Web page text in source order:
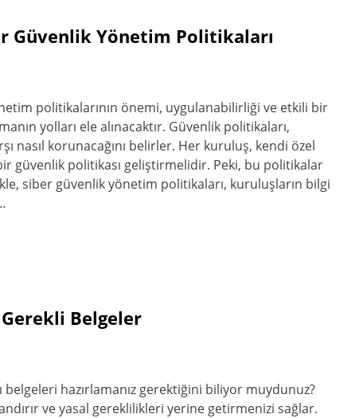
Güvenlik Yönetim Politikaları
politikalarının önemi, uygulanabilirliği ve etkili bir
yolları ele alınacaktır. Güvenlik politikaları,
nasıl korunacağını belirler. Her kuruluş, kendi özel
güvenlik politikası geliştirmelidir. Peki, bu politikalar
siber güvenlik yönetim politikaları, kuruluşların bilgi
Gerekli Belgeler
belgeleri hazırlamanız gerektiğini biliyor muydunuz?
ve yasal gereklilikleri yerine getirmenizi sağlar.